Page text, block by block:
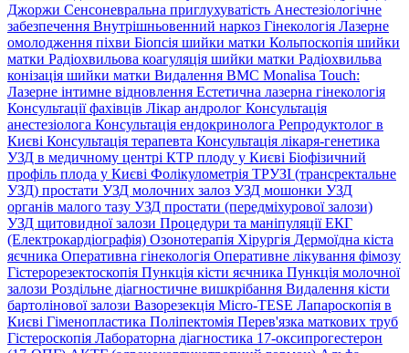
Джоржи Сенсоневральна приглухуватість Анестезіологічне
забезпечення Внутрішньовенний наркоз Гінекологія Лазерне
омолодження піхви Біопсія шийки матки Кольпоскопія шийки
матки Радіохвильова коагуляція шийки матки Радіохвильва
конізація шийки матки Видалення ВМС Monalisa Touch:
Лазерне інтимне відновлення Естетична лазерна гінекологія
Консультації фахівців Лікар андролог Консультація
анестезіолога Консультація ендокринолога Репродуктолог в
Києві Консультація терапевта Консультація лікаря-генетика
УЗД в медичному центрі КТР плоду у Києві Біофізичний
профіль плода у Києві Фолікулометрія ТРУЗІ (трансректальне
УЗД) простати УЗД молочних залоз УЗД мошонки УЗД
органів малого тазу УЗД простати (передміхурової залози)
УЗД щитовидної залози Процедури та маніпуляціїЕКГ
(Електрокардіографія) Озонотерапія Хірургія Дермоїдна кіста
яєчника Оперативна гінекологія Оперативне лікування фімозу
Гістерорезектоскопія Пункція кісти яєчника Пункція молочної
залози Роздільне діагностичне вишкрібання Видалення кісти
бартолінової залози Вазорезекція Micro-TESE Лапароскопія в
Києві Гіменопластика Поліпектомія Перев'язка маткових труб
Гістероскопія Лабораторна діагностика 17-оксипрогестерон